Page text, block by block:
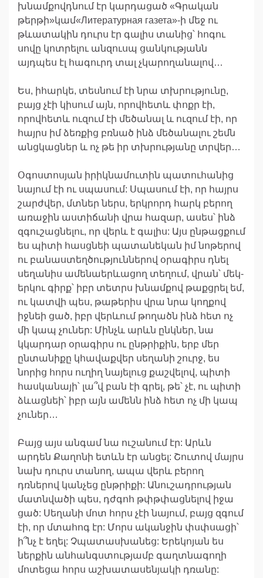
խնամքովդնում էր կարդացած «Գրական
թերթի»կամ«Литературная газета»-ի մեջ ու
թևատակին դուրս էր գալիս տանից՝ հոգու
սովը կոտրելու անզուսպ ցանկությանն
այդպես էլ հագուրդ տալ չկարողանալով…
Ես, իհարկե, տեսնում էի նրա տխրությունը,
բայց չէի կիսում այն, որովհետև փոքր էի,
որովհետև ուզում էի մեծանալ և ուզում էի, որ
հայրս իմ ձեռքից բռնած ինձ մեծանալու շեմն
անցկացներ և ոչ թե իր տխրությանը տրվեր…
Օգոստոսյան իրիկնամուտին պատուհանից
նայում էի ու սպասում: Սպասում էի, որ հայրս
շարժվեր, մտներ ներս, երկրորդ հարկ բերող
առաջին աստիճանի վրա հազար, ասես՝ ինձ
զգուշացնելու, որ վերև է գալիս: Այս ընթացքում
ես պիտի հասցնեի պատանեկան իմ նոթերով
ու բանաստեղծություններով օրագիրս դնել
սեղանիս ամենաերևացող տեղում, վրան՝ մեկ-
երկու գիրք՝ իբր տետրս խնամքով թաքցրել եմ,
ու կատվի պես, թաթերիս վրա նրա կողքով
իջնեի ցած, իբր վերևում թողածն ինձ հետ ոչ
մի կապ չուներ: Մինչև արևն ընկներ, նա
կկարդար օրագիրս ու ընթրիքին, երբ մեր
ընտանիքը կհավաքվեր սեղանի շուրջ, ես
նորից հորս ուղիղ նայելուց քաշվելով, պիտի
հասկանայի՝ լա՞վ բան էի գրել, թե՝ չէ, ու պիտի
ձևացնեի՝ իբր այն ամենն ինձ հետ ոչ մի կապ
չուներ…
Բայց այս անգամ նա ուշանում էր: Արևն
արդեն Քաղոնի ետևն էր անցել: Շուտով մայրս
նախ դուրս տանող, ապա վերև բերող
դռներով կանչեց ընթրիքի: Անուշադրության
մատնվածի պես, դժգոհ թփթփացնելով իջա
ցած: Սեղանի մոտ հորս չէի նայում, բայց զգում
էի, որ մտահոգ էր: Մորս ականջին փսփսացի՝
ի՞նչ է եղել: Չպատասխանեց: Երեկոյան ես
ներքին անհանգստությամբ գաղտնագողի
մոտեցա հորս աշխատասենյակի դռանը: